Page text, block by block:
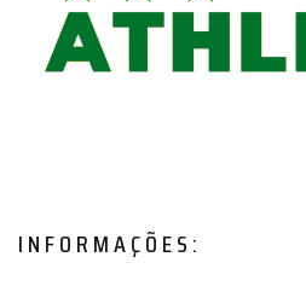
INFORMAÇÕES: